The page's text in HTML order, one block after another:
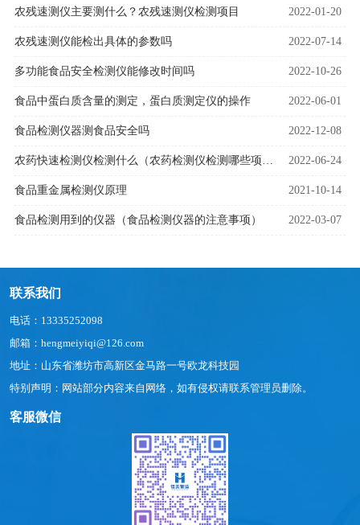
农残速测仪主要测什么？农残速测仪检测项目 2022-01-20
农残速测仪能检出具体的参数吗 2022-07-14
多功能食品安全检测仪能修改时间吗 2022-10-26
食品中蛋白质含量的测定，蛋白质测定仪的操作 2022-06-01
食品检测仪器测食品安全吗 2022-12-08
农药快速检测仪检测什么（农药检测仪检测哪些项目） 2022-06-24
食品重金属检测仪原理 2021-10-14
食品检测用到的仪器（食品检测仪器的注意事项） 2022-03-07
联系我们
电话：13335252098
邮箱：hengmeiyiqi@126.com
地址：山东省潍坊市高新区金马路一号欧龙科技园
特别声明：网站部分内容来自网络，如有侵权请联系管理员删除。
客服微信